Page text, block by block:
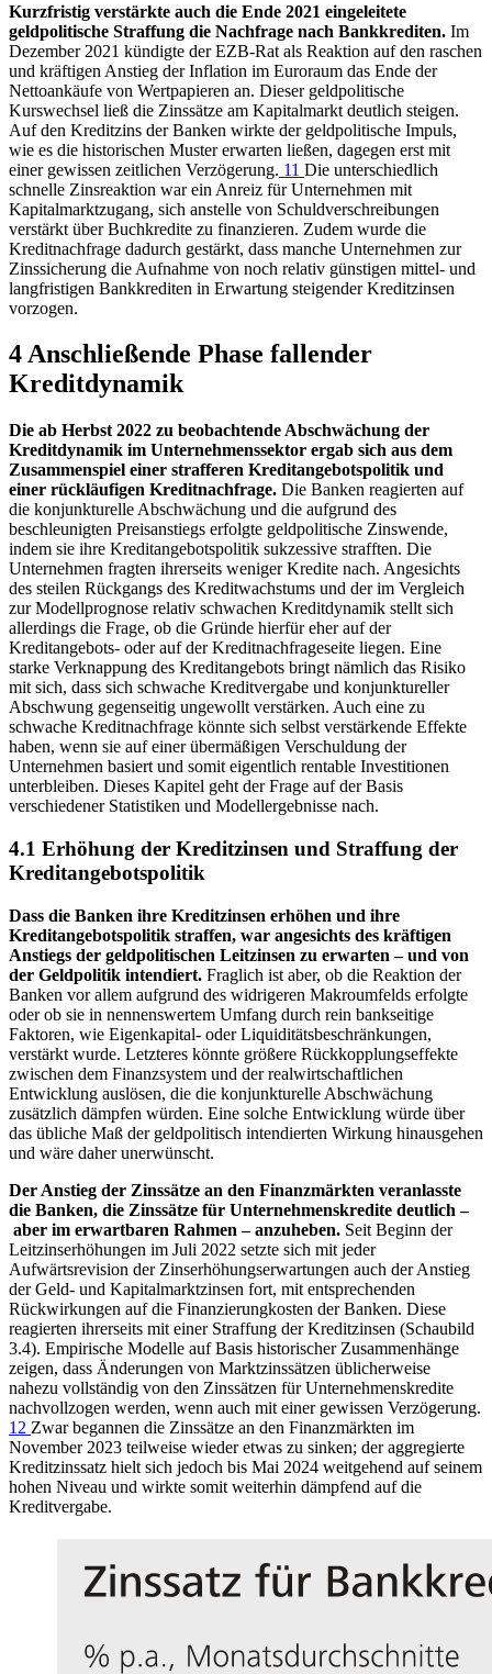
Kurzfristig verstärkte auch die Ende 2021 eingeleitete
geldpolitische Straffung die Nachfrage nach Bankkrediten. Im
Dezember 2021 kündigte derEZB-Rat als Reaktion auf den raschen
und kräftigen Anstieg der Inflation im Euroraum das Ende der
Nettoankäufe von Wertpapieren an. Dieser geldpolitische
Kurswechsel ließ die Zinssätze am Kapitalmarkt deutlich steigen.
Auf den Kreditzins der Banken wirkte der geldpolitische Impuls,
wie es die historischen Muster erwarten ließen, dagegen erst mit
einer gewissen zeitlichen Verzögerung. 11 Die unterschiedlich
schnelle Zinsreaktion war ein Anreiz für Unternehmen mit
Kapitalmarktzugang, sich anstelle von Schuldverschreibungen
verstärkt über Buchkredite zu finanzieren. Zudem wurde die
Kreditnachfrage dadurch gestärkt, dass manche Unternehmen zur
Zinssicherung die Aufnahme von noch relativ günstigen mittel- und
langfristigen Bankkrediten in Erwartung steigender Kreditzinsen
vorzogen.
4 Anschließende Phase fallender
Kreditdynamik
Die ab Herbst 2022 zu beobachtende Abschwächung der
Kreditdynamik im Unternehmenssektor ergab sich aus dem
Zusammenspiel einer strafferen Kreditangebotspolitik und
einer rückläufigen Kreditnachfrage. Die Banken reagierten auf
die konjunkturelle Abschwächung und die aufgrund des
beschleunigten Preisanstiegs erfolgte geldpolitische Zinswende,
indem sie ihre Kreditangebotspolitik sukzessive strafften. Die
Unternehmen fragten ihrerseits weniger Kredite nach. Angesichts
des steilen Rückgangs des Kreditwachstums und der im Vergleich
zur Modellprognose relativ schwachen Kreditdynamik stellt sich
allerdings die Frage, ob die Gründe hierfür eher auf der
Kreditangebots- oder auf der Kreditnachfrageseite liegen. Eine
starke Verknappung des Kreditangebots bringt nämlich das Risiko
mit sich, dass sich schwache Kreditvergabe und konjunktureller
Abschwung gegenseitig ungewollt verstärken. Auch eine zu
schwache Kreditnachfrage könnte sich selbst verstärkende Effekte
haben, wenn sie auf einer übermäßigen Verschuldung der
Unternehmen basiert und somit eigentlich rentable Investitionen
unterbleiben. Dieses Kapitel geht der Frage auf der Basis
verschiedener Statistiken und Modellergebnisse nach.
4.1 Erhöhung der Kreditzinsen und Straffung der
Kreditangebotspolitik
Dass die Banken ihre Kreditzinsen erhöhen und ihre
Kreditangebotspolitik straffen, war angesichts des kräftigen
Anstiegs der geldpolitischen Leitzinsen zu erwarten – und von
der Geldpolitik intendiert. Fraglich ist aber, ob die Reaktion der
Banken vor allem aufgrund des widrigeren Makroumfelds erfolgte
oder ob sie in nennenswertem Umfang durch rein bankseitige
Faktoren, wie Eigenkapital- oder Liquiditätsbeschränkungen,
verstärkt wurde. Letzteres könnte größere Rückkopplungseffekte
zwischen dem Finanzsystem und der realwirtschaftlichen
Entwicklung auslösen, die die konjunkturelle Abschwächung
zusätzlich dämpfen würden. Eine solche Entwicklung würde über
das übliche Maß der geldpolitisch intendierten Wirkung hinausgehen
und wäre daher unerwünscht.
Der Anstieg der Zinssätze an den Finanzmärkten veranlasste
die Banken, die Zinssätze für Unternehmenskredite deutlich –
aber im erwartbaren Rahmen – anzuheben. Seit Beginn der
Leitzinserhöhungen im Juli 2022 setzte sich mit jeder
Aufwärtsrevision der Zinserhöhungserwartungen auch der Anstieg
der Geld- und Kapitalmarktzinsen fort, mit entsprechenden
Rückwirkungen auf die Finanzierungkosten der Banken. Diese
reagierten ihrerseits mit einer Straffung der Kreditzinsen (Schaubild
3.4). Empirische Modelle auf Basis historischer Zusammenhänge
zeigen, dass Änderungen von Marktzinssätzen üblicherweise
nahezu vollständig von den Zinssätzen für Unternehmenskredite
nachvollzogen werden, wenn auch mit einer gewissen Verzögerung.
12 Zwar begannen die Zinssätze an den Finanzmärkten im
November 2023 teilweise wieder etwas zu sinken; der aggregierte
Kreditzinssatz hielt sich jedoch bis Mai 2024 weitgehend auf seinem
hohen Niveau und wirkte somit weiterhin dämpfend auf die
Kreditvergabe.